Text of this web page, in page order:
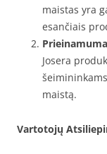
maistas yra
esančiais
Josera
maistą.
Vartotojų